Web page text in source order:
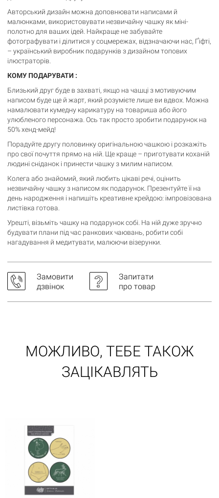
Авторський дизайн можна доповнювати написами й
малюнками, використовувати незвичайну чашку як міні-
полотно для ваших ідей. Найкраще не забувайте
фотографувати і ділитися у соцмережах, відзначаючи нас, Ґіфті,
– український виробник подарунків з дизайном топових
ілюстраторів.
КОМУ ПОДАРУВАТИ :
Близький друг буде в захваті, якщо на чашці з мотивуючим
написом буде ще й жарт, який розумієте лише ви вдвох. Можна
намалювати кумедну карикатуру на товариша або його
улюбленого персонажа. Ось так просто зробити подарунок на
50% хенд-мейд!
Порадуйте другу половинку оригінальною чашкою і розкажіть
про свої почуття прямо на ній. Ще краще – приготувати коханій
людині сніданок і принести чашку з милим написом.
Колега або знайомий, який любить цікаві речі, оцінить
незвичайну чашку з написом як подарунок. Презентуйте її на
день народження і напишіть креативне крейдою: імпровізована
листівка готова.
Урешті, візьміть чашку на подарунок собі. На ній дуже зручно
будувати плани під час ранкових чаювань, робити собі
нагадування й медитувати, малюючи візерунки.
Замовити
дзвінок
Запитати
про товар
МОЖЛИВО, ТЕБЕ ТАКОЖ
ЗАЦІКАВЛЯТЬ
Кошик 0 товари
Кошик порожній